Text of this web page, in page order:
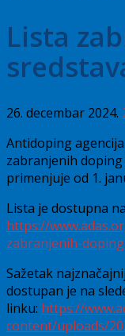
Lista
26. decembar 2024.
Antidoping
zabranjenih doping
primenjuje od 1.
Lista je dostupna
https://
zabranjenih-
Sažetak
dostupan je na
linku: https://
content/uploads/